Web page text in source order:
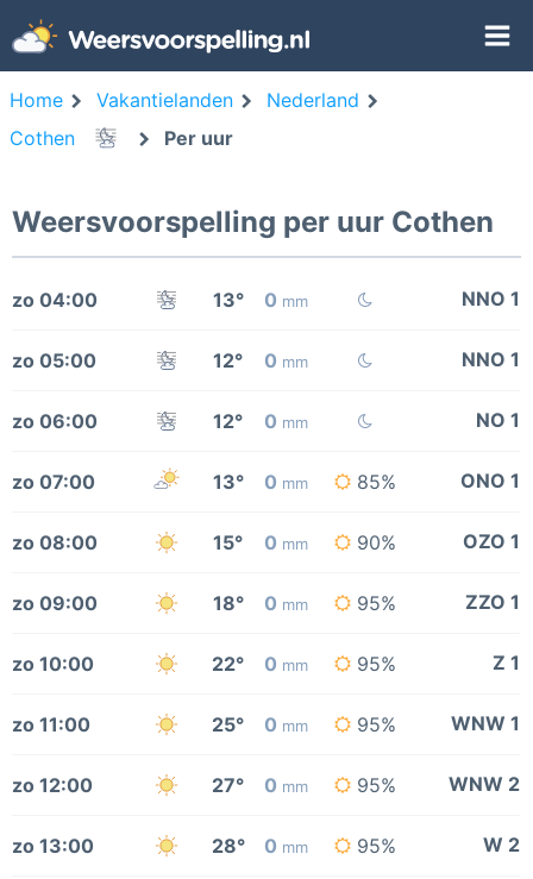
Home Vakantielanden
Nederland
Cothen
Per uur
Weersvoorspelling per uur Cothen
zo 04:00 13° 0 mm NNO 1
zo 05:00 12° 0 mm NNO 1
zo 06:00 12° 0 mm NO 1
zo 07:00 13° 0 mm 85% ONO 1
zo 08:00 15° 0 mm 90% OZO 1
zo 09:00 18° 0 mm 95% ZZO 1
zo 10:00 22° 0 mm 95% Z 1
zo 11:00 25° 0 mm 95% WNW 1
zo 12:00 27° 0 mm 95% WNW 2
zo 13:00 28° 0 mm 95% W 2